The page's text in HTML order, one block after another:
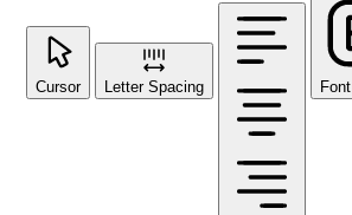
Cursor Letter Spacing